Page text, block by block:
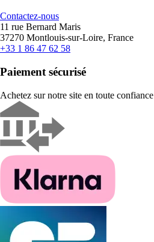
Contactez-nous
11 rue Bernard Maris
37270 Montlouis-sur-Loire, France
+33 1 86 47 62 58
Paiement sécurisé
Achetez sur notre site en toute confiance